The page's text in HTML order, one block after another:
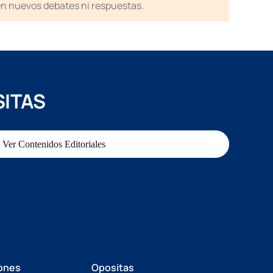
nuevos debates ni respuestas.
Ver Contenidos Editoriales
Opositas